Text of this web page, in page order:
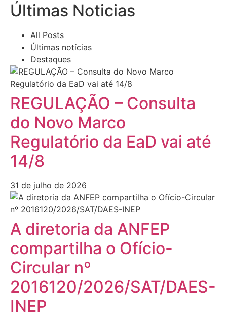
Últimas Noticias
All Posts
Últimas notícias
Destaques
REGULAÇÃO – Consulta
do Novo Marco
Regulatório da EaD vai até
14/8
31 de julho de 2026
A diretoria da ANFEP
compartilha o Ofício-
Circular nº
2016120/2026/SAT/DAES-
INEP